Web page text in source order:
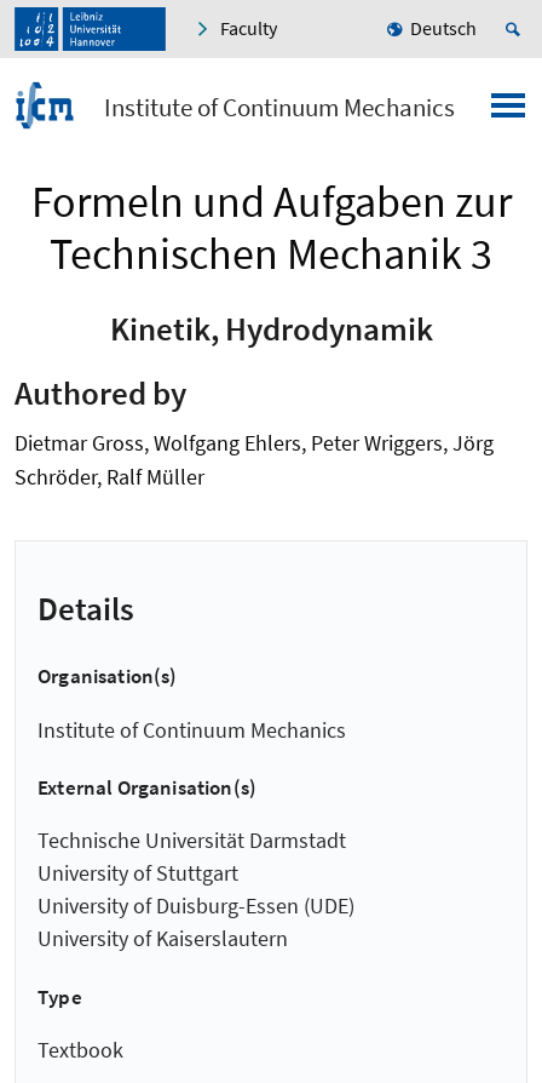
Faculty Deutsch
Institute of Continuum Mechanics
Formeln und Aufgaben zur
Technischen Mechanik 3
Kinetik, Hydrodynamik
Authored by
Dietmar Gross, Wolfgang Ehlers, Peter Wriggers, Jörg
Schröder, Ralf Müller
Details
Organisation(s)
Institute of Continuum Mechanics
External Organisation(s)
Technische Universität Darmstadt
University of Stuttgart
University of Duisburg-Essen (UDE)
University of Kaiserslautern
Type
Textbook